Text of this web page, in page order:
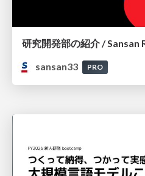
研究開発部の紹介 / Sansan
sansan33
PRO